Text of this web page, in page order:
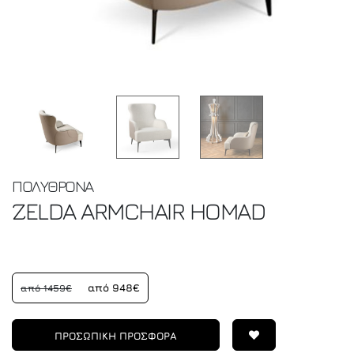
ΠΟΛΥΘΡΟΝΑ
ZELDA ARMCHAIR HOMAD
από 1459€ από 948€
ΠΡΟΣΩΠΙΚΗ ΠΡΟΣΦΟΡΑ